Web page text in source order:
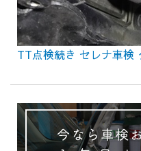
TT点検続き セレナ車検